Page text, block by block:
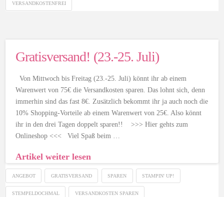
VERSANDKOSTENFREI
Gratisversand! (23.-25. Juli)
Von Mittwoch bis Freitag (23.-25. Juli) könnt ihr ab einem
Warenwert von 75€ die Versandkosten sparen. Das lohnt sich, denn
immerhin sind das fast 8€. Zusätzlich bekommt ihr ja auch noch die
10% Shopping-Vorteile ab einem Warenwert von 25€. Also könnt
ihr in den drei Tagen doppelt sparen!! >>> Hier gehts zum
Onlineshop <<< Viel Spaß beim …
Artikel weiter lesen
ANGEBOT GRATISVERSAND SPAREN STAMPIN' UP!
STEMPELDOCHMAL VERSANDKOSTEN SPAREN